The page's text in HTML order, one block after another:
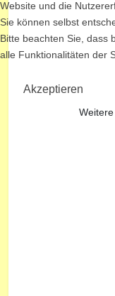
Website und die
Sie können selbst
Bitte beachten Sie, dass
alle Funktionalitäten der
Akzeptieren